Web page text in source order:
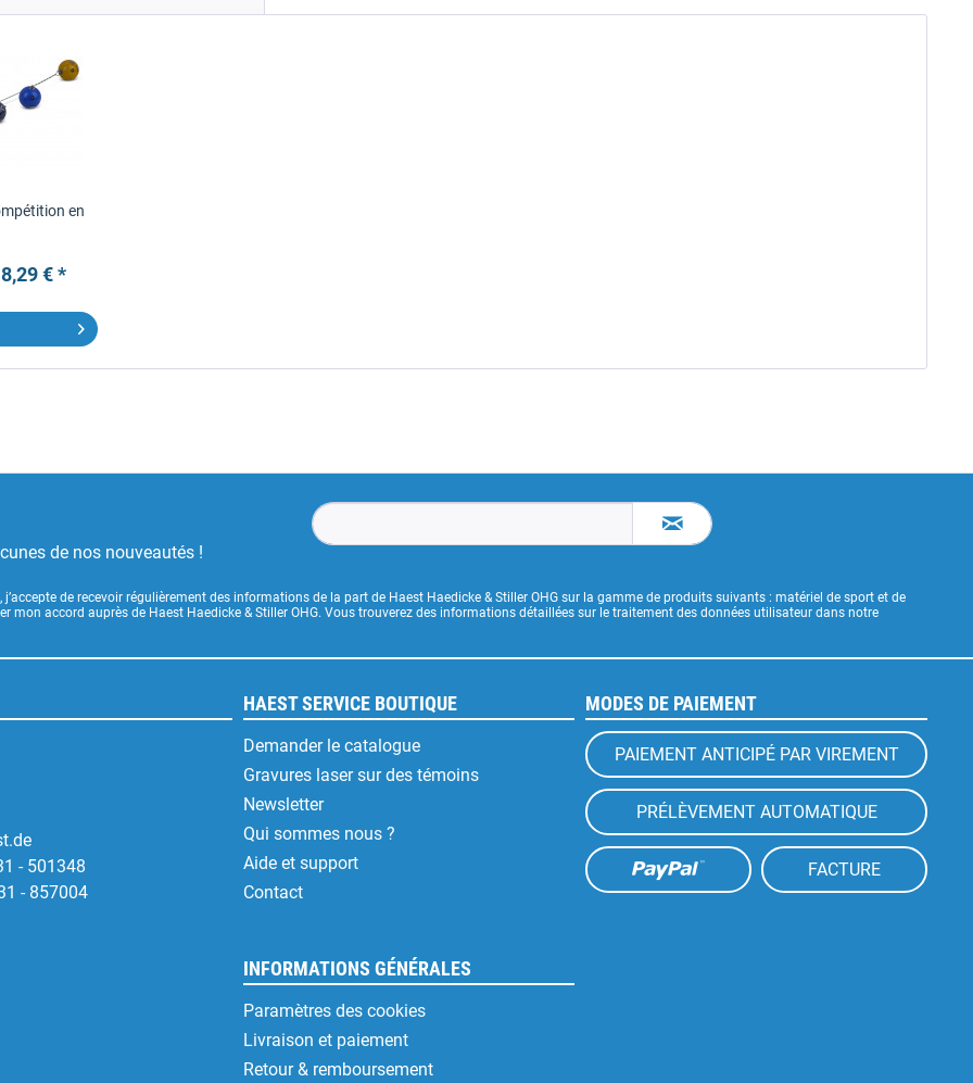
en
€ *
de nos nouveautés !
de recevoir régulièrement des informations de la part de Haest Haedicke & Stiller OHG sur la gamme de produits suivants : matériel de sport et de
mon accord auprès de Haest Haedicke & Stiller OHG. Vous trouverez des informations détaillées sur le traitement des données utilisateur dans notre
- 501348
- 857004
HAEST SERVICE BOUTIQUE
Demander le catalogue
Gravures laser sur des témoins
Newsletter
Qui sommes nous ?
Aide et support
Contact
INFORMATIONS GÉNÉRALES
Paramètres des cookies
Livraison et paiement
Retour & remboursement
MODES DE PAIEMENT
PAIEMENT ANTICIPÉ PAR VIREMENT
PRÉLÈVEMENT AUTOMATIQUE
FACTURE